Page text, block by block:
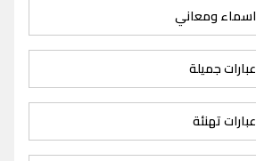
اسماء ومعاني
عبارات جميلة
عبارات تهنئة